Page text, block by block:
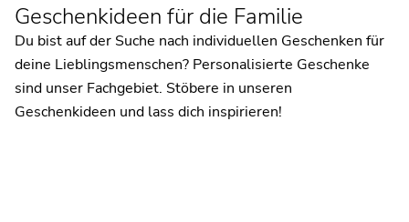
Geschenkideen für die Familie
Du bist auf der Suche nach individuellen Geschenken für
deine Lieblingsmenschen? Personalisierte Geschenke
sind unser Fachgebiet. Stöbere in unseren
Geschenkideen und lass dich inspirieren!